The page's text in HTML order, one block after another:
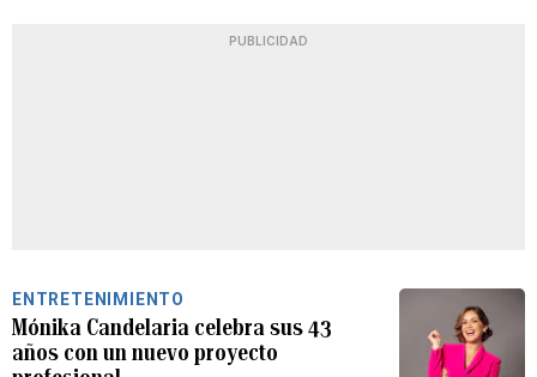
PUBLICIDAD
ENTRETENIMIENTO
Mónika Candelaria celebra sus 43
años con un nuevo proyecto